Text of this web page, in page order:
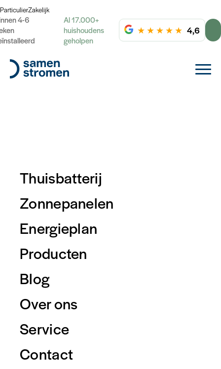
ParticulierZakelijk
4-6
Al 17.000+
huishoudens
geholpen
★ ★ ★ ★ ★ 4,6
Thuisbatterij
Zonnepanelen
Energieplan
Producten
Blog
Over ons
Service
Contact